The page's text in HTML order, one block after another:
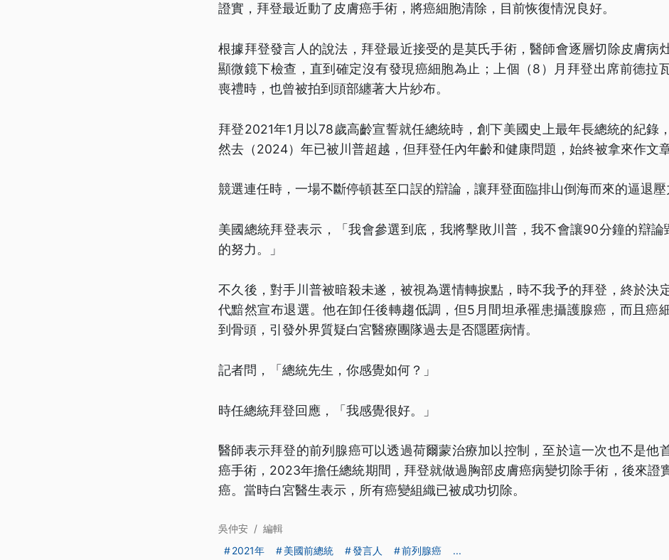
證實，拜登最近動了皮膚癌手術，將癌細胞清除，目前恢復情況良好。
根據拜登發言人的說法，拜登最近接受的是莫氏手術，醫師會逐層切除皮膚病
顯微鏡下檢查，直到確定沒有發現癌細胞為止；上個（8）月拜登出席前德拉
喪禮時，也曾被拍到頭部纏著大片紗布。
拜登2021年1月以78歲高齡宣誓就任總統時，創下美國史上最年長總統的紀錄
然去（2024）年已被川普超越，但拜登任內年齡和健康問題，始終被拿來作文章
競選連任時，一場不斷停頓甚至口誤的辯論，讓拜登面臨排山倒海而來的逼退壓
美國總統拜登表示，「我會參選到底，我將擊敗川普，我不會讓90分鐘的辯論
的努力。」
不久後，對手川普被暗殺未遂，被視為選情轉捩點，時不我予的拜登，終於決
代黯然宣布退選。他在卸任後轉趨低調，但5月間坦承罹患攝護腺癌，而且癌
到骨頭，引發外界質疑白宮醫療團隊過去是否隱匿病情。
記者問，「總統先生，你感覺如何？」
時任總統拜登回應，「我感覺很好。」
醫師表示拜登的前列腺癌可以透過荷爾蒙治療加以控制，至於這一次也不是他
癌手術，2023年擔任總統期間，拜登就做過胸部皮膚癌病變切除手術，後來證
癌。當時白宮醫生表示，所有癌變組織已被成功切除。
吳仲安 / 編輯
2021年
美國前總統 發言人 前列腺癌 ...